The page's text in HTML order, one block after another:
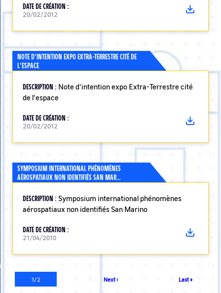
DATE DE CRÉATION :
20/02/2012
NOTE D'INTENTION EXPO EXTRA-TERRESTRE CITÉ DE
L'ESPACE
DESCRIPTION : Note d'intention expo Extra-Terrestre cité
de l'espace
DATE DE CRÉATION :
20/02/2012
SYMPOSIUM INTERNATIONAL PHÉNOMÈNES
AÉROSPATIAUX NON IDENTIFIÉS SAN MAR…
DESCRIPTION : Symposium international phénomènes
aérospatiaux non identifiés San Marino
DATE DE CRÉATION :
21/04/2010
Pagination
Page
courante
1/2
Page
Next ›
Dernière
Last »